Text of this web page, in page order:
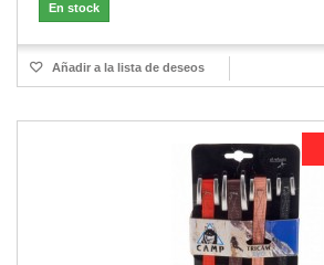
En stock
Añadir a la lista de deseos